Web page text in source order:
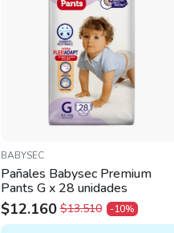
BABYSEC
Pañales Babysec Premium
Pants G x 28 unidades
$13.510
ORIGINAL
$12.160
CURRENT
-10%